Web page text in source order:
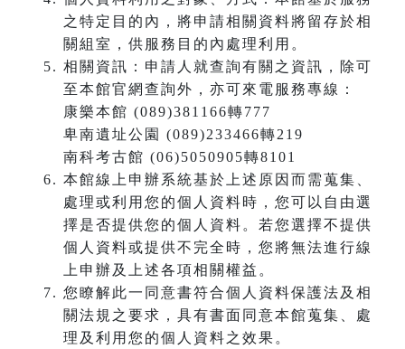
之特定目的內，將申請相關資料將留存於相
關組室，供服務目的內處理利用。
相關資訊：申請人就查詢有關之資訊，除可
至本館官網查詢外，亦可來電服務專線：
康樂本館 (089)381166轉777
卑南遺址公園 (089)233466轉219
南科考古館 (06)5050905轉8101
本館線上申辦系統基於上述原因而需蒐集、
處理或利用您的個人資料時，您可以自由選
擇是否提供您的個人資料。若您選擇不提供
個人資料或提供不完全時，您將無法進行線
上申辦及上述各項相關權益。
您瞭解此一同意書符合個人資料保護法及相
關法規之要求，具有書面同意本館蒐集、處
理及利用您的個人資料之效果。